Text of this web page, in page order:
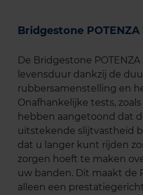
Bridgestone
De Bridgestone
levensduur dankzij de
rubbersamenstelling en
Onafhankelijke tests, zoals
hebben aangetoond dat
uitstekende slijtvastheid
dat u langer kunt rijden
zorgen hoeft te maken
uw banden. Dit maakt de
alleen een